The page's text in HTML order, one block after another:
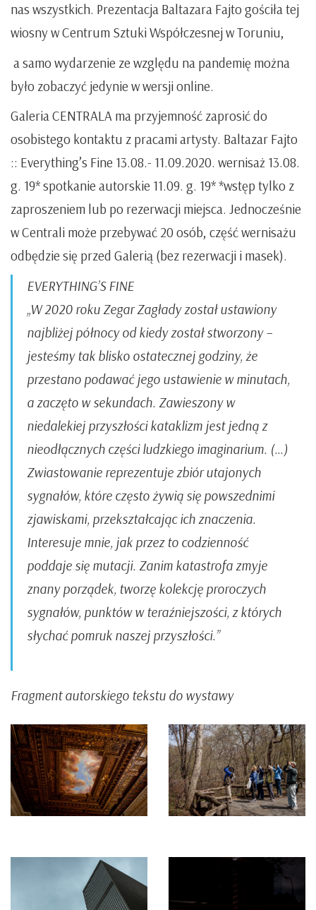
nas wszystkich. Prezentacja Baltazara Fajto gościła tej
wiosny w Centrum Sztuki Współczesnej w Toruniu,
a samo wydarzenie ze względu na pandemię można
było zobaczyć jedynie w wersji online.
Galeria CENTRALA ma przyjemność zaprosić do
osobistego kontaktu z pracami artysty. Baltazar Fajto
:: Everything’s Fine 13.08.- 11.09.2020. wernisaż 13.08.
g. 19* spotkanie autorskie 11.09. g. 19* *wstęp tylko z
zaproszeniem lub po rezerwacji miejsca. Jednocześnie
w Centrali może przebywać 20 osób, część wernisażu
odbędzie się przed Galerią (bez rezerwacji i masek).
EVERYTHING’S FINE
„W 2020 roku Zegar Zagłady został ustawiony
najbliżej północy od kiedy został stworzony –
jesteśmy tak blisko ostatecznej godziny, że
przestano podawać jego ustawienie w minutach,
a zaczęto w sekundach. Zawieszony w
niedalekiej przyszłości kataklizm jest jedną z
nieodłącznych części ludzkiego imaginarium. (…)
Zwiastowanie reprezentuje zbiór utajonych
sygnałów, które często żywią się powszednimi
zjawiskami, przekształcając ich znaczenia.
Interesuje mnie, jak przez to codzienność
poddaje się mutacji. Zanim katastrofa zmyje
znany porządek, tworzę kolekcję proroczych
sygnałów, punktów w teraźniejszości, z których
słychać pomruk naszej przyszłości.”
Fragment autorskiego tekstu do wystawy